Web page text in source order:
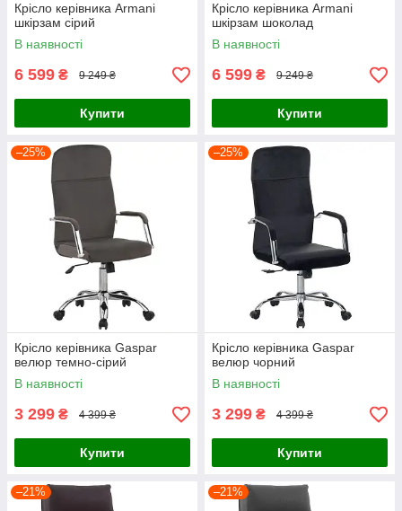
Крісло керівника Armani
шкірзам сірий
В наявності
6 599 ₴ 9 249 ₴
Купити
Крісло керівника Armani
шкірзам шоколад
В наявності
6 599 ₴ 9 249 ₴
Купити
–25%
Крісло керівника Gaspar
велюр темно-сірий
В наявності
3 299 ₴ 4 399 ₴
Купити
–25%
Крісло керівника Gaspar
велюр чорний
В наявності
3 299 ₴ 4 399 ₴
Купити
–21% –21%